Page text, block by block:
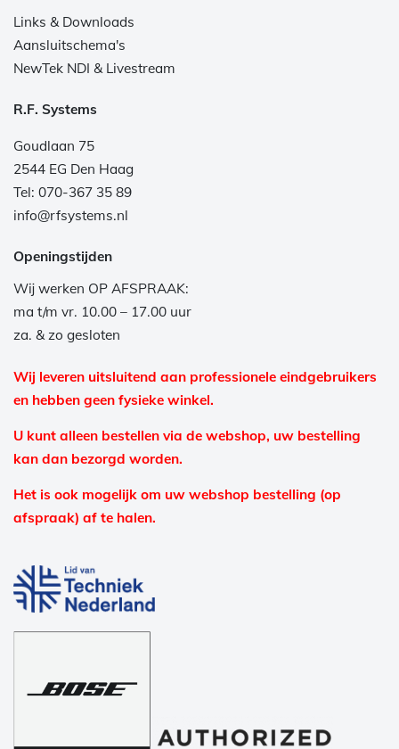
Links & Downloads
Aansluitschema's
NewTek NDI & Livestream
R.F. Systems
Goudlaan 75
2544 EG Den Haag
Tel: 070-367 35 89
info@rfsystems.nl
Openingstijden
Wij werken OP AFSPRAAK:
ma t/m vr. 10.00 – 17.00 uur
za. & zo gesloten
Wij leveren uitsluitend aan professionele eindgebruikers
en hebben geen fysieke winkel.
U kunt alleen bestellen via de webshop, uw bestelling
kan dan bezorgd worden.
Het is ook mogelijk om uw webshop bestelling (op
afspraak) af te halen.